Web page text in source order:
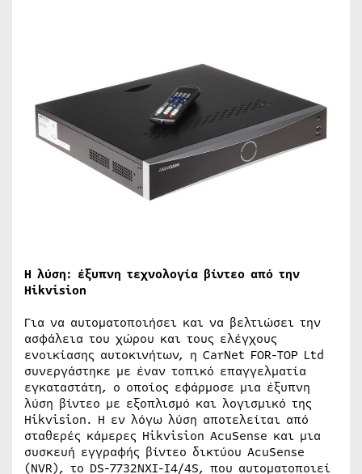
Η λύση: έξυπνη τεχνολογία βίντεο από την
Hikvision
Για να αυτοματοποιήσει και να βελτιώσει την
ασφάλεια του χώρου και τους ελέγχους
ενοικίασης αυτοκινήτων, η CarNet FOR-TOP Ltd
συνεργάστηκε με έναν τοπικό επαγγελματία
εγκαταστάτη, ο οποίος εφάρμοσε μια έξυπνη
λύση βίντεο με εξοπλισμό και λογισμικό της
Hikvision. Η εν λόγω λύση αποτελείται από
σταθερές κάμερες Hikvision AcuSense και μια
συσκευή εγγραφής βίντεο δικτύου AcuSense
(NVR), το DS-7732NXI-I4/4S, που αυτοματοποιεί